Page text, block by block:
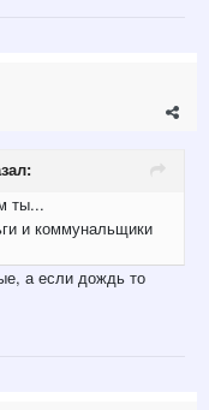
ты...
и коммунальщики
а если дождь то